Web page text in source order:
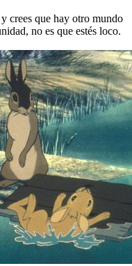
crees que hay otro mundo
no es que estés loco.